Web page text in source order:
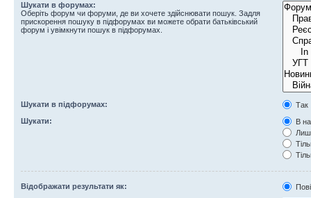
Шукати в форумах:
Оберіть форум чи форуми, де ви хочете здійснювати пошук. Задля
прискорення пошуку в підфорумах ви можете обрати батьківський
форум і увімкнути пошук в підфорумах.
Шукати в підфорумах:
Так
Шукати:
В
Відображати результати як: